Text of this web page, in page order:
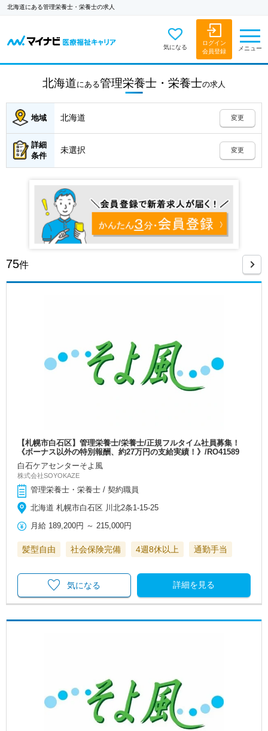
北海道にある管理栄養士・栄養士の求人
気になる
ログイン
会員登録
メニュー
北海道にある管理栄養士・栄養士の求人
地域 北海道 変更
詳細
条件
未選択 変更
75件
【札幌市白石区】管理栄養士/栄養士/正規フルタイム社員募集！
《ボーナス以外の特別報酬、約27万円の支給実績！》/RO41589
白石ケアセンターそよ風
株式会社SOYOKAZE
管理栄養士・栄養士 / 契約職員
北海道 札幌市白石区 川北2条1-15-25
月給 189,200円 ～ 215,000円
髪型自由 社会保険完備 4週8休以上 通勤手当
詳細を見る
気になる